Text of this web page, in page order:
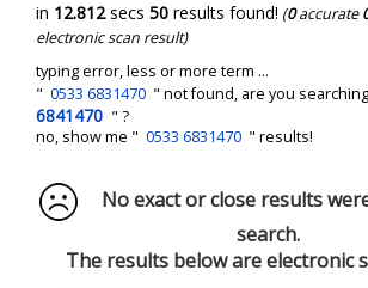
in 12.812secs 50 results found! (0accurate
electronic scan result)
typing error, less or more term ...
" 0533 6831470 " not found, are you
6841470 " ?
no, show me " 0533 6831470 " results!
No exact or close results
search.
The results below are electronic